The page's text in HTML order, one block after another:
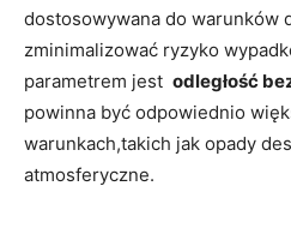
dostosowywana do warunków
zminimalizować ryzyko
parametrem jest ​ odległość
powinna być ⁤odpowiednio
warunkach,takich jak‌ opady
atmosferyczne.